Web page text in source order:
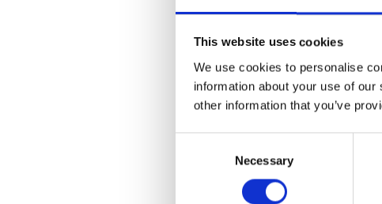
This website uses cookies
We use cookies to personalise
information about your use of
other information that you’ve
Necessary
Onderhoud van
leidingen. Speciale
gevaarlijke situaties
gecontroleerd voor
Reparatie van een
pakkingen,